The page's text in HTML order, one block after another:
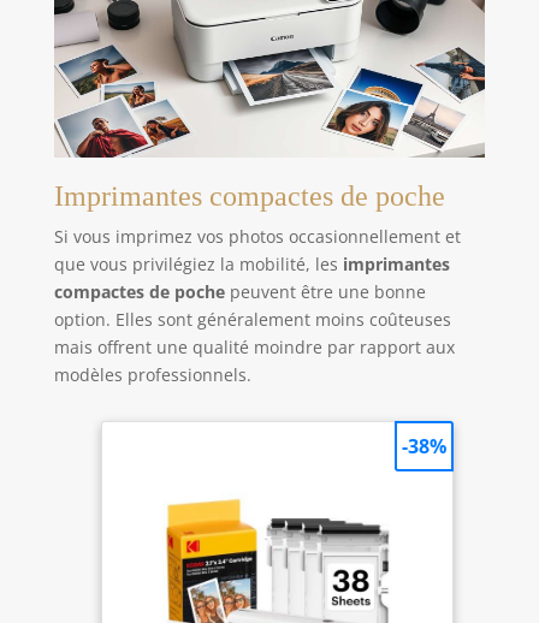
Imprimantes compactes de poche
Si vous imprimez vos photos occasionnellement et
que vous privilégiez la mobilité, les imprimantes
compactes de pochepeuvent être une bonne
option. Elles sont généralement moins coûteuses
mais offrent une qualité moindre par rapport aux
modèles professionnels.
-38%